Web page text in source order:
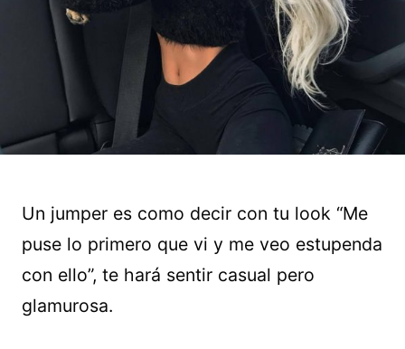
Un jumper es como decir con tu look “Me
puse lo primero que vi y me veo estupenda
con ello”, te hará sentir casual pero
glamurosa.